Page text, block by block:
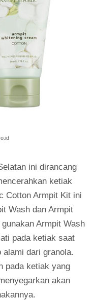
ini dirancang
ketiak
Cotton Armpit Kit ini
Wash dan Armpit
Armpit Wash
pada ketiak saat
alami dari granola.
pada ketiak yang
akan